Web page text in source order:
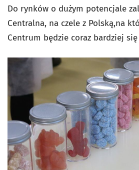
Do rynków o dużym potencjale
Centralna, na czele z Polską,na
Centrum będzie coraz bardziej